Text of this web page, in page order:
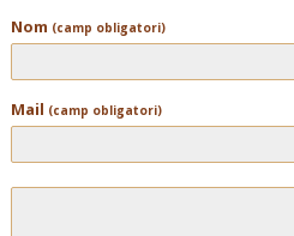
Nom (camp obligatori)
Mail (camp obligatori)